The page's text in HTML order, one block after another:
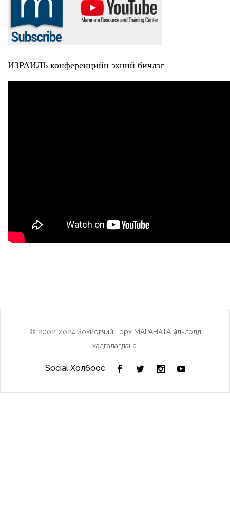
ИЗРАИЛЬ конференцийн эхний бичлэг
© 2002-2024 Зохиогчийн эрх МАРАНАТА үйлчлэлд
хадгалагдана.
Social Холбоос